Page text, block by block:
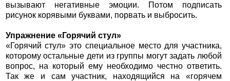
вызывают негативные эмоции. Потом подписать
рисунок корявыми буквами, порвать и выбросить.
Упражнение «Горячий стул»
«Горячий стул» это специальное место для участника,
которому остальные дети из группы могут задать любой
вопрос, на который ему необходимо честно ответить.
Так же и сам участник, находящийся на «горячем